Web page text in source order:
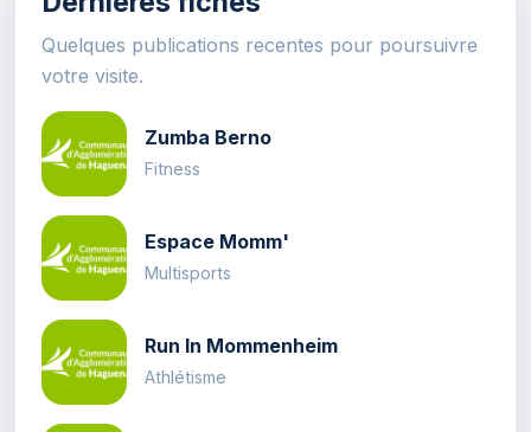
Quelques publications recentes pour poursuivre
votre visite.
Zumba Berno
Fitness
Espace Momm'
Multisports
Run In Mommenheim
Athlétisme